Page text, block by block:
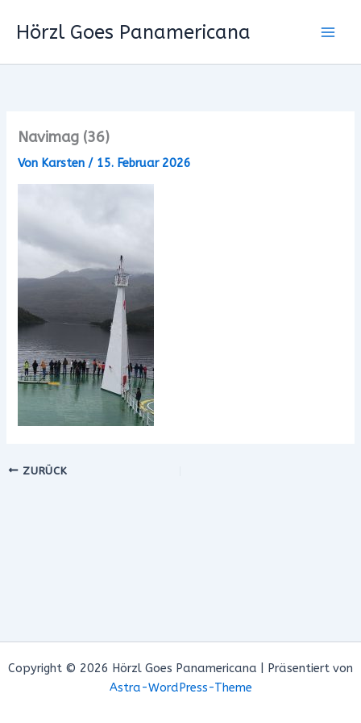
InhaltHörzl Goes Panamericana
Navimag (36)
Von Karsten / 15. Februar 2026
ZURÜCK
Copyright © 2026 Hörzl Goes Panamericana | Präsentiert von
Astra-WordPress-Theme